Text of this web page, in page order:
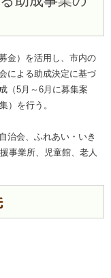
金）を活用し、市内の
による助成決定に基づ
（5月～6月に募集案
）を行う。
治会、ふれあい・いき
事業所、児童館、老人